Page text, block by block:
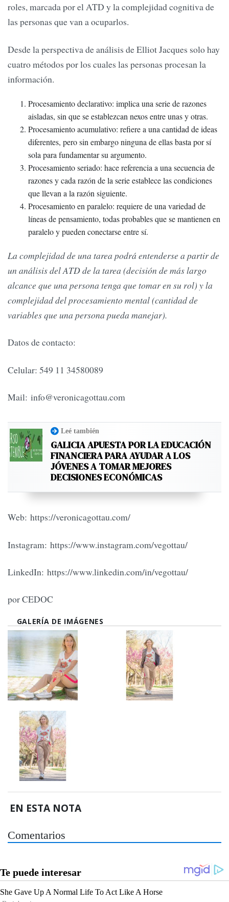
roles, marcada por el ATD y la complejidad cognitiva de
las personas que van a ocuparlos.
Desde la perspectiva de análisis de Elliot Jacques solo hay
cuatro métodos por los cuales las personas procesan la
información.
Procesamiento declarativo: implica una serie de razones
aisladas, sin que se establezcan nexos entre unas y otras.
Procesamiento acumulativo: refiere a una cantidad de ideas
diferentes, pero sin embargo ninguna de ellas basta por sí
sola para fundamentar su argumento.
Procesamiento seriado: hace referencia a una secuencia de
razones y cada razón de la serie establece las condiciones
que llevan a la razón siguiente.
Procesamiento en paralelo: requiere de una variedad de
líneas de pensamiento, todas probables que se mantienen en
paralelo y pueden conectarse entre sí.
La complejidad de una tarea podrá entenderse a partir de
un análisis del ATD de la tarea (decisión de más largo
alcance que una persona tenga que tomar en su rol) y la
complejidad del procesamiento mental (cantidad de
variables que una persona pueda manejar).
Datos de contacto:
Celular: 549 11 34580089
Mail: info@veronicagottau.com
Leé también
GALICIA APUESTA POR LA EDUCACIÓN
FINANCIERA PARA AYUDAR A LOS
JÓVENES A TOMAR MEJORES
DECISIONES ECONÓMICAS
Web: https://veronicagottau.com/
Instagram: https://www.instagram.com/vegottau/
LinkedIn: https://www.linkedin.com/in/vegottau/
por CEDOC
GALERÍA DE IMÁGENES
EN ESTA NOTA
Comentarios